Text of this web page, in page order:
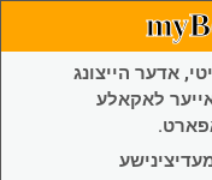
אדער הייצונג
לאקאלע